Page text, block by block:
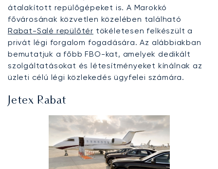
átalakított repülőgépeket is. A Marokkó
fővárosának közvetlen közelében található
Rabat-Salé repülőtér tökéletesen felkészült a
privát légi forgalom fogadására. Az alábbiakban
bemutatjuk a főbb FBO-kat, amelyek dedikált
szolgáltatásokat és létesítményeket kínálnak az
üzleti célú légi közlekedés ügyfelei számára.
Jetex Rabat